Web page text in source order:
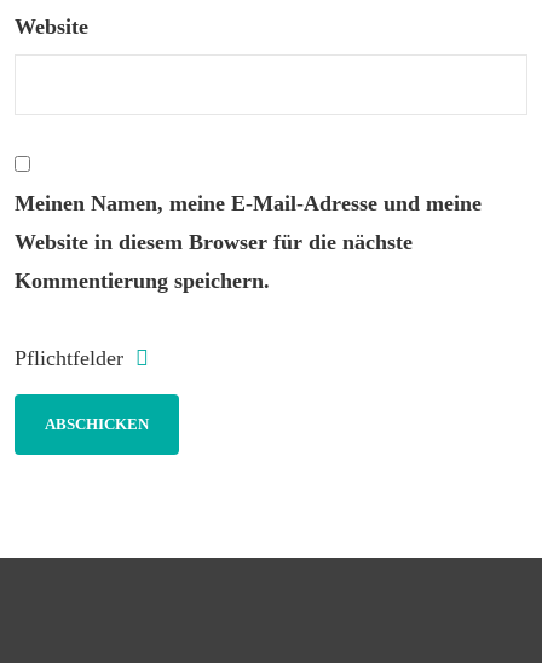
Website
Meinen Namen, meine E-Mail-Adresse und meine
Website in diesem Browser für die nächste
Kommentierung speichern.
Pflichtfelder